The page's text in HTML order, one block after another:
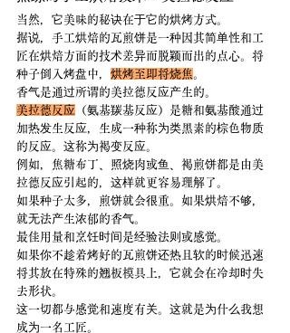
当然，它美味的秘诀在于它的烘烤方式。
据说，手工烘焙的瓦煎饼是一种因其简单性和工
匠在烘焙方面的技术差异而脱颖而出的点心。将
种子倒入烤盘中， 烘烤至即将烧焦。
香气是通过所谓的美拉德反应产生的。
美拉德反应 （氨基羰基反应）是糖和氨基酸通过
加热发生反应，生成一种称为类黑素的棕色物质
的反应。这称为褐变反应。﻿
例如，焦糖布丁、照烧肉或鱼、褐煎饼都是由美
拉德反应引起的，这样就更容易理解了。
如果种子太多，煎饼就会很重。如果烘焙不够，
就无法产生浓郁的香气。
最佳用量和烹饪时间是经验法则或感觉。
如果你不趁着烤好的瓦煎饼还热且软的时候迅速
将其放在特殊的翘板模具上，它就会在冷却时失
去形状。
这一切都与感觉和速度有关。这就是为什么我想
成为一名工匠。